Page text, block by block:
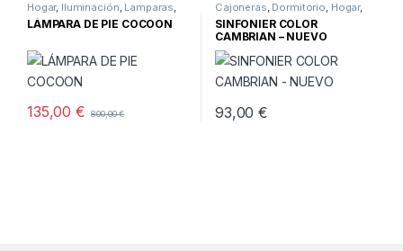
Hogar, Iluminación, Lamparas,
Pie
LÁMPARA DE PIE COCOON
135,00€ 800,00€
Cajoneras, Dormitorio, Hogar,
Muebles,Muebles nuevos
SINFONIER COLOR
CAMBRIAN – NUEVO
93,00€